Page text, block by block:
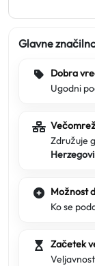
Glavne
Dobra
Ugodni
Združuje
Možnost
Ko se
Začetek